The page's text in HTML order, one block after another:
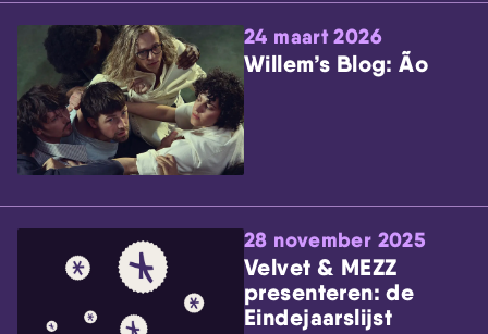
24 maart 2026
Willem’s Blog: Ão
28 november 2025
Velvet & MEZZ
presenteren: de
Eindejaarslijst